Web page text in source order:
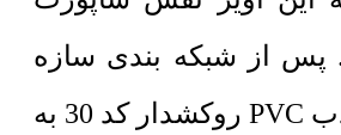
پس از شبکه بندی سازه
تایل سقف کاذب PVC روکشدار کد 30 به